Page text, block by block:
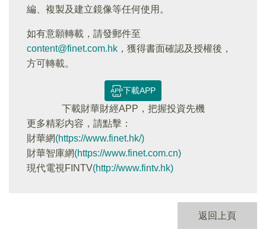
編、複製及建立鏡像等任何使用。
如有意願轉載，請發郵件至
content@finet.com.hk ，獲得書面確認及授權後，
方可轉載。
下載APP
下載財華財經APP，把握投資先機
更多精彩内容，請點擊：
財華網(https://www.finet.hk/)
財華智庫網(https://www.finet.com.cn)
現代電視FINTV(http://www.fintv.hk)
返回上頁